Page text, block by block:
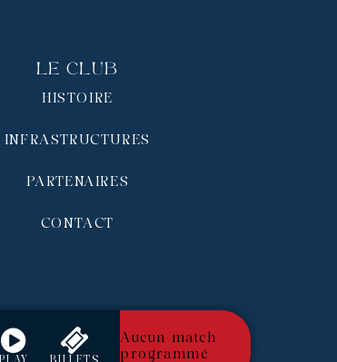
Aucun match
programmé
Le Club
HISTOIRE
INFRASTRUCTURES
PARTENAIRES
CONTACT